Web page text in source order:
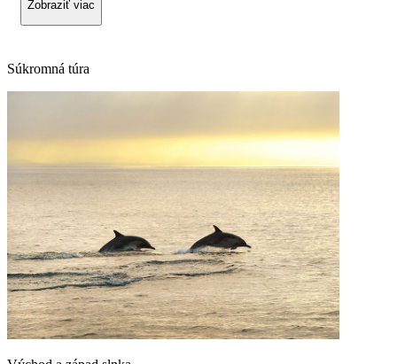
Zobraziť viac
Súkromná túra